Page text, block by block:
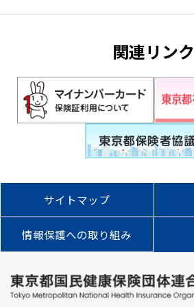
関連リンク
サイトマップ
情報保護への取り組み